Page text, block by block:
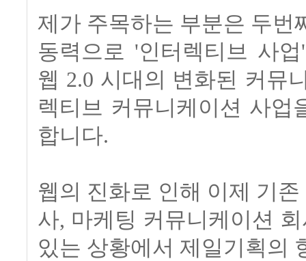
제가 주목하는 부분은 두번
동력으로 '인터렉티브 사
웹 2.0 시대의 변화된 커뮤
렉티브 커뮤니케이션 사업
합니다.
웹의 진화로 인해 이제 기
사, 마케팅 커뮤니케이션
있는 상황에서 제일기획의